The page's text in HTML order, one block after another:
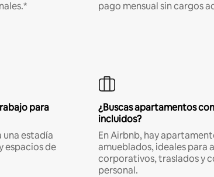
pago mensual sin cargos
para
una estadía
espacios de
¿Buscas apartamentos
incluidos?
En Airbnb, hay
amueblados, ideales para
corporativos, traslados y
personal.